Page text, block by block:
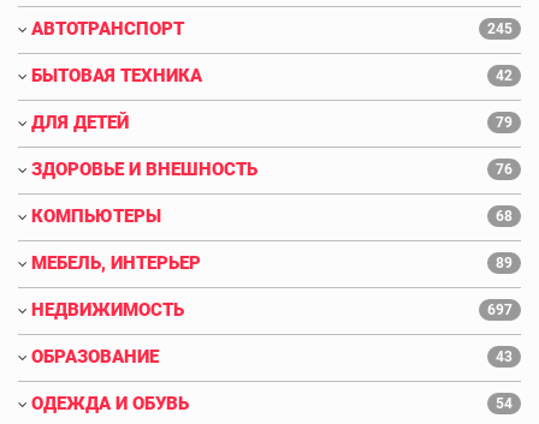
АВТОТРАНСПОРТ 245
БЫТОВАЯ ТЕХНИКА 42
ДЛЯ ДЕТЕЙ 79
ЗДОРОВЬЕ И ВНЕШНОСТЬ 76
КОМПЬЮТЕРЫ 68
МЕБЕЛЬ, ИНТЕРЬЕР 89
НЕДВИЖИМОСТЬ 697
ОБРАЗОВАНИЕ 43
ОДЕЖДА И ОБУВЬ 54